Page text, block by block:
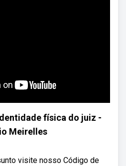
física do juiz -
Meirelles
visite nosso Código de